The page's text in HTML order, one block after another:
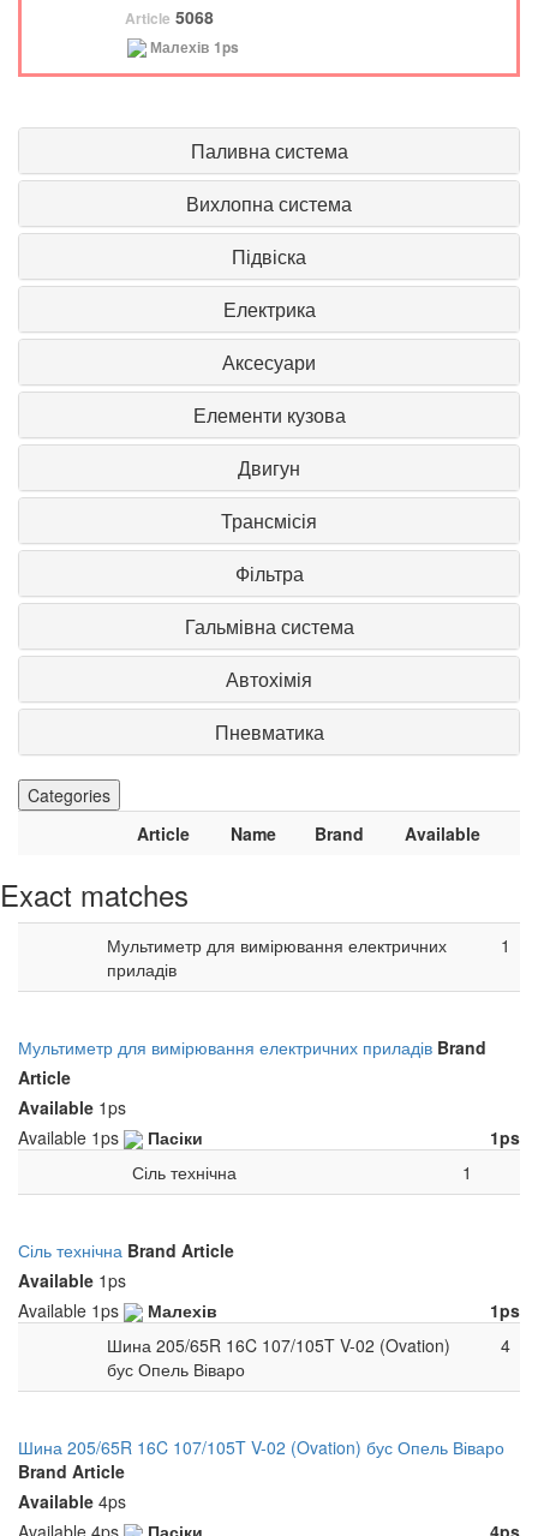
Article 5068
Малехів 1ps
Паливна система
Вихлопна система
Підвіска
Електрика
Аксесуари
Елементи кузова
Двигун
Трансмісія
Фільтра
Гальмівна система
Автохімія
Пневматика
Categories
Article
Name Brand Available
Exact matches
Мультиметр для вимірювання електричних
приладів
1
Мультиметр для вимірювання електричних приладів Brand
Article
Available 1ps
Available 1ps Пасіки
1ps
Сіль технічна
1
Сіль технічна Brand Article
Available 1ps
Available 1ps Малехів
1ps
Шина 205/65R 16C 107/105T V-02 (Ovation)
бус Опель Віваро
4
Шина 205/65R 16C 107/105T V-02 (Ovation) бус Опель Віваро
Brand Article
Available 4ps